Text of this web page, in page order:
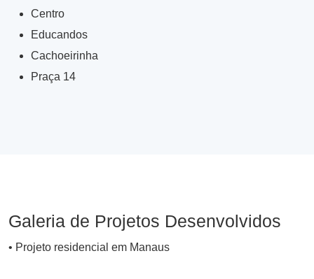
Centro
Educandos
Cachoeirinha
Praça 14
Galeria de Projetos Desenvolvidos
• Projeto residencial em Manaus